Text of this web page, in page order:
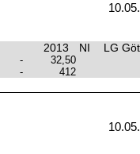
2013 NI LG
-
32,50
- 412